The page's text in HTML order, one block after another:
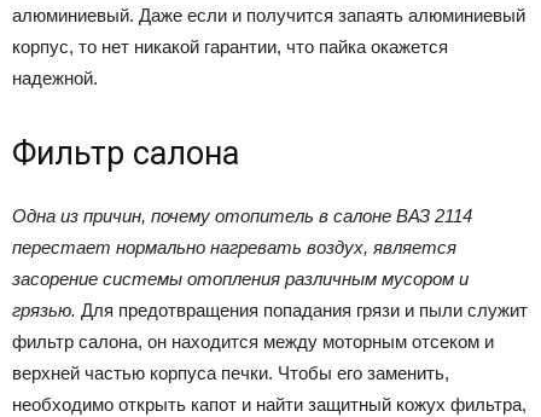
алюминиевый. Даже если и получится запаять алюминиевый
корпус, то нет никакой гарантии, что пайка окажется
надежной.
Фильтр салона
Одна из причин, почему отопитель в салоне ВАЗ 2114
перестает нормально нагревать воздух, является
засорение системы отопления различным мусором и
грязью. Для предотвращения попадания грязи и пыли служит
фильтр салона, он находится между моторным отсеком и
верхней частью корпуса печки. Чтобы его заменить,
необходимо открыть капот и найти защитный кожух фильтра,